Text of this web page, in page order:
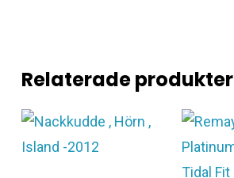
Relaterade produkter